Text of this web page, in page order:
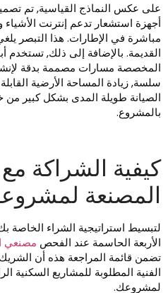
عكس النماذج القياسية, تم
استشعار تدعم إنترنت الأشياء
في الإطارات. هذا التبصر يلغي
بالإضافة إلى ذلك, تستخدم
مسارات مصممة بدقة لإنشاء
زيادة المساحة الأرضية القابلة
طويلة المدى بشكل كبير من
الشراكة
استراتيجية الشراء الخاصة بك,
الحاسمة عند الفحصمصنعي
قائمة المراجعة هذه أن الشريك
المطلوبة للمشاريع السكنية